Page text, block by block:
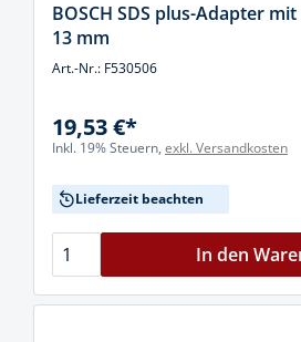
BOSCH SDS plus-Adapter
13 mm
Art.-Nr.: F530506
19,53 €*
Inkl. 19% Steuern, exkl. Versandkosten
Lieferzeit beachten
In den